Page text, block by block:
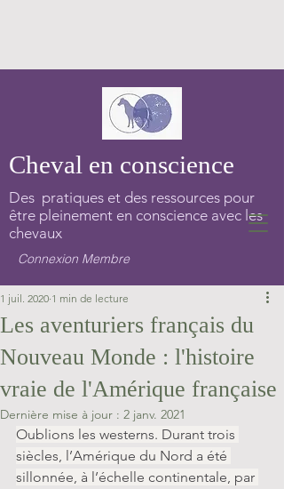
Cheval en conscience
Des pratiques et des ressources pour
être pleinement en conscience avec les
chevaux
Connexion Membre
Les aventuriers français du
Nouveau Monde : l'histoire
vraie de l'Amérique française
1 juil. 2020 1 min de lecture
Dernière mise à jour : 2 janv. 2021
Oublions les westerns. Durant trois
siècles, l’Amérique du Nord a été
sillonnée, à l’échelle continentale, par